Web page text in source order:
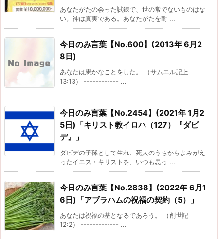
あなたがたの会った試錬で、世の常でないものはな
い。神は真実である。あなたがたを耐 ...
今日のみ言葉【No.600】(2013年 6月2
8日)
あなたは愚かなことをした。 （サムエル記上
13:13） ------------ ...
今日のみ言葉【No.2454】(2021年 1月2
5日)「キリスト教イロハ（127）『ダビ
デ』」
ダビデの子孫として生れ、死人のうちからよみがえ
ったイエス・キリストを、いつも思っ ...
今日のみ言葉【No.2838】(2022年 6月1
6日)「アブラハムの祝福の契約（5）」
あなたは祝福の基となるであろう。 （創世記
12:2） ------------- ...